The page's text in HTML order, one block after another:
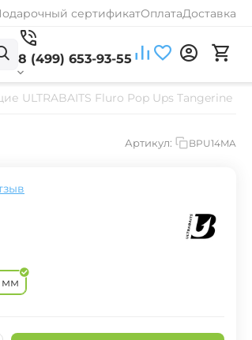
сертификатОплатаДоставка
8 (499) 653-93-55
ULTRABAITS Fluro Pop Ups Tangerine
Артикул: BPU14MA
мм